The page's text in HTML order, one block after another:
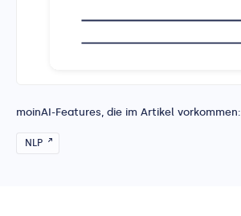
moinAI-Features, die im Artikel vorkommen:
NLP